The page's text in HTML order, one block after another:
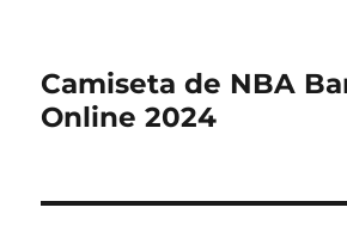
Camiseta de NBA
Online 2024